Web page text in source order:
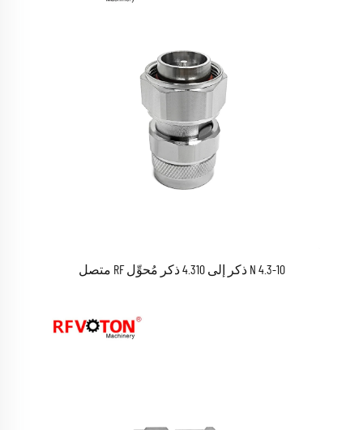
4.3-10 N ذكر إلى 4.310 ذكر مُحوِّل RF متصل